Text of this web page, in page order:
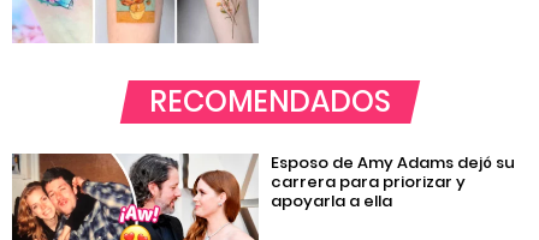
RECOMENDADOS
Esposo de Amy Adams dejó su
carrera para priorizar y
apoyarla a ella